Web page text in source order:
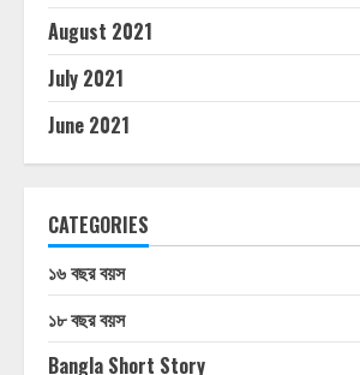
August 2021
July 2021
June 2021
CATEGORIES
১৬ বছর বয়স
১৮ বছর বয়স
Bangla Short Story